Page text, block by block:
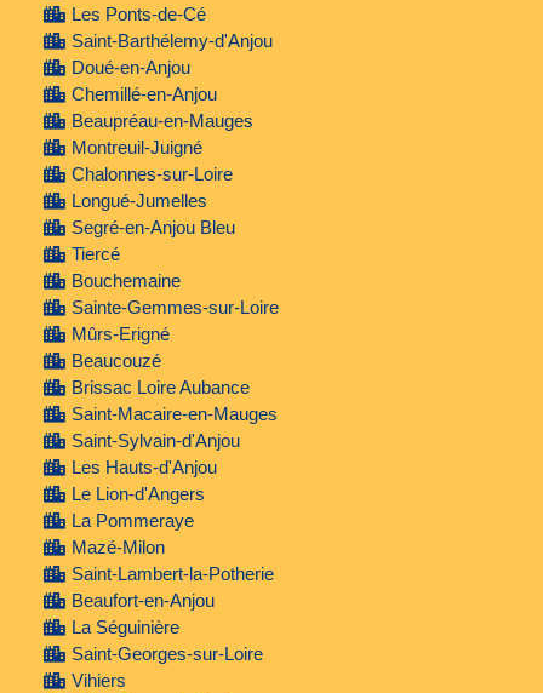
Les Ponts-de-Cé
Saint-Barthélemy-d'Anjou
Doué-en-Anjou
Chemillé-en-Anjou
Beaupréau-en-Mauges
Montreuil-Juigné
Chalonnes-sur-Loire
Longué-Jumelles
Segré-en-Anjou Bleu
Tiercé
Bouchemaine
Sainte-Gemmes-sur-Loire
Mûrs-Erigné
Beaucouzé
Brissac Loire Aubance
Saint-Macaire-en-Mauges
Saint-Sylvain-d'Anjou
Les Hauts-d'Anjou
Le Lion-d'Angers
La Pommeraye
Mazé-Milon
Saint-Lambert-la-Potherie
Beaufort-en-Anjou
La Séguinière
Saint-Georges-sur-Loire
Vihiers